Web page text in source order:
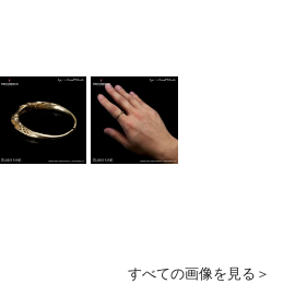
すべての画像を見る＞